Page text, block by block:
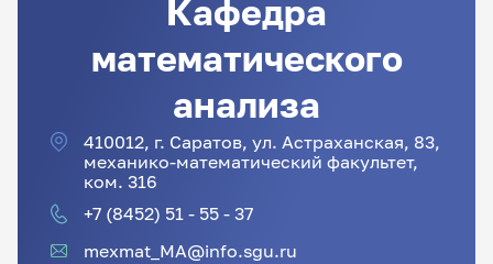
Кафедра
математического
анализа
410012, г. Саратов, ул. Астраханская, 83,
механико-математический факультет,
ком. 316
+7 (8452) 51 - 55 - 37
mexmat_MA@info.sgu.ru